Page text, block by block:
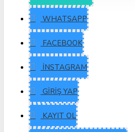
WHATSAPP
FACEBOOK
İNSTAGRAM
GIRIŞ YAP
KAYIT OL